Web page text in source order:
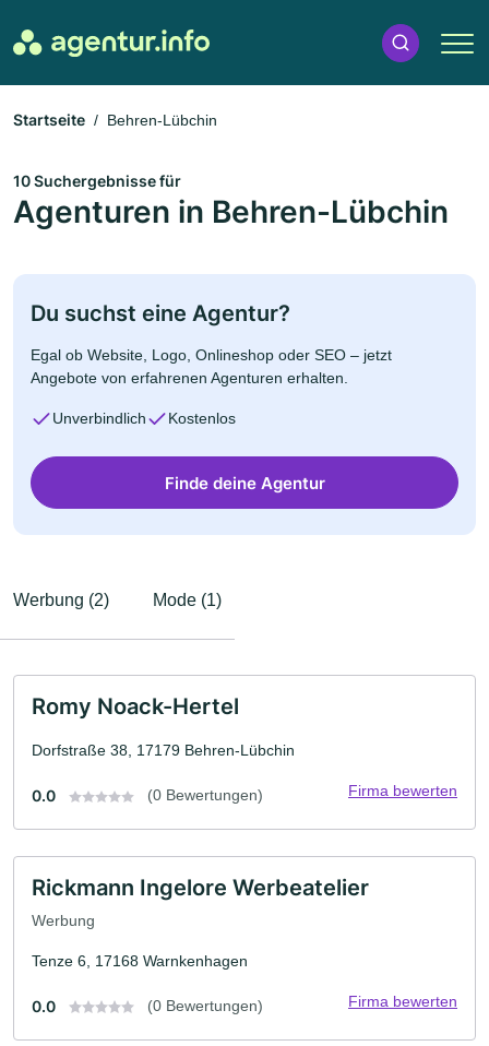
Startseite Behren-Lübchin
10 Suchergebnisse für
Agenturen in Behren-Lübchin
Du suchst eine Agentur?
Egal ob Website, Logo, Onlineshop oder SEO – jetzt
Angebote von erfahrenen Agenturen erhalten.
Unverbindlich Kostenlos
Finde deine Agentur
Werbung (2) Mode (1)
Romy Noack-Hertel
Dorfstraße 38, 17179 Behren-Lübchin
0.0 (0 Bewertungen) Firma bewerten
Rickmann Ingelore Werbeatelier
Werbung
Tenze 6, 17168 Warnkenhagen
0.0 (0 Bewertungen) Firma bewerten